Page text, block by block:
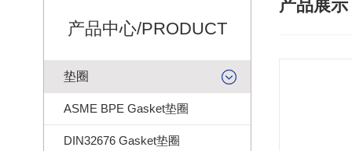
产品中心/PRODUCT
垫圈
ASME BPE Gasket垫圈
DIN32676 Gasket垫圈
产品展示